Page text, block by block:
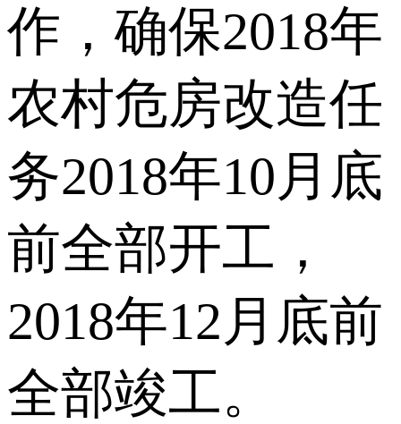
作，确保2018年
农村危房改造任
务2018年10月底
前全部开工，
2018年12月底前
全部竣工。